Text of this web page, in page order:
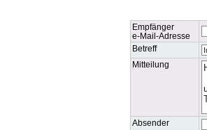
Empfänger
e-Mail-Adresse
Betreff
Mitteilung
Absender